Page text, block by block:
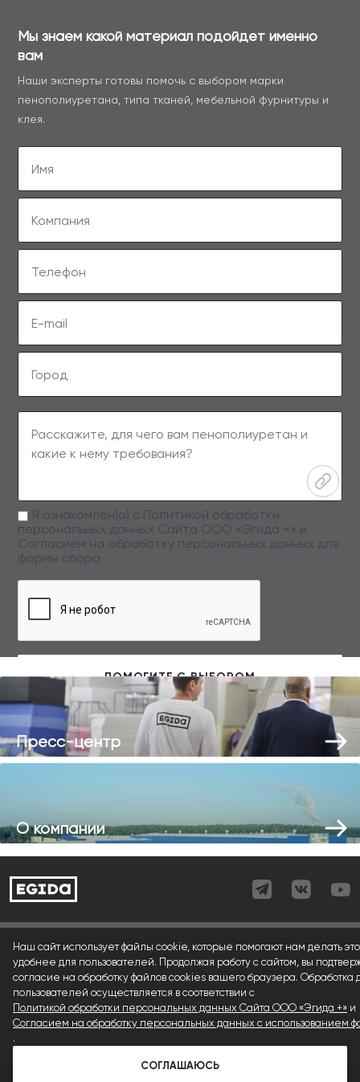
Мы знаем какой материал подойдет именно
вам
Наши эксперты готовы помочь с выбором марки
пенополиуретана, типа тканей, мебельной фурнитуры и
клея.
Заполняя данную форму вы даете свое согласие на обработку
персональных данных
Я ознакомлен(а) с Политикой обработки
персональных данных Сайта ООО «Эгида +» и
Согласием на обработку персональных данных для
формы сбора
Пресс-центр
О компании
Условия использования материалов сайта
Политика конфиденциальности
Согласие (cookies)
Согласие (форма)
Согласие (регистрация)
Наш сайт использует файлы cookie, которые помогают нам делать
удобнее для пользователей. Продолжая работу с сайтом, вы
согласие на обработку файлов cookies вашего браузера. Обработка
пользователей осуществляется в соответствии с
Политикой обработки персональных данных Сайта ООО «Эгида +» и
Согласием на обработку персональных данных с использованием
.
СОГЛАШАЮСЬ